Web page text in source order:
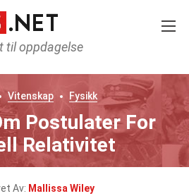
til oppdagelse
Vitenskap Fysikk
Postulater For
Relativitet
Av: Mallissa Wiley